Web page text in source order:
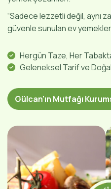
“Sadece lezzetli değil, aynı
güvenle sunulan ev
Hergün Taze, Her
Geleneksel Tarif ve
Gülcan'ın Mutfağı